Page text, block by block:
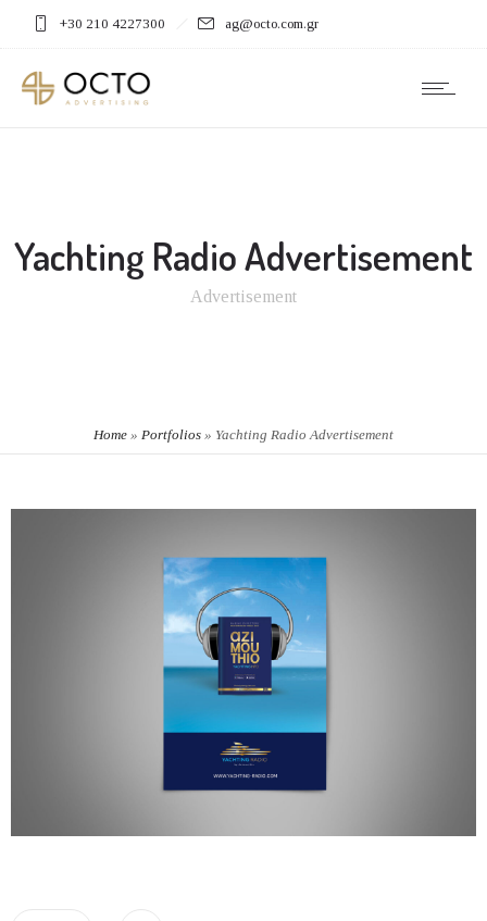
+30 210 4227300 ag@octo.com.gr
Yachting Radio Advertisement
Advertisement
Home » Portfolios » Yachting Radio Advertisement